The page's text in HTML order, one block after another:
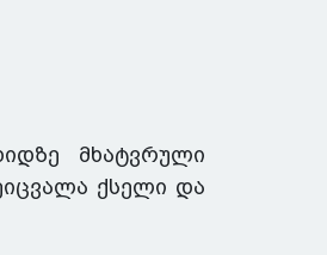
მხატვრული
ქსელი და